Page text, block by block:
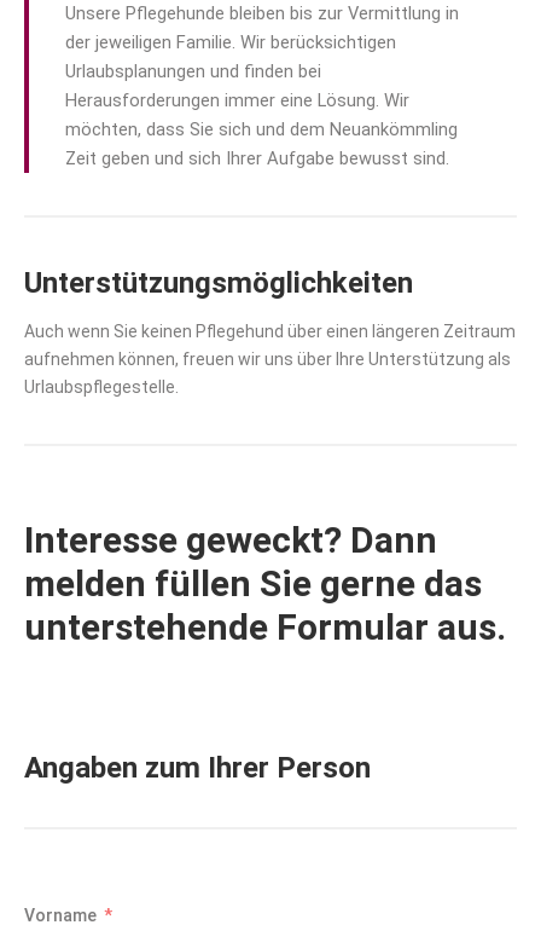
Unsere Pflegehunde bleiben bis zur Vermittlung in
der jeweiligen Familie. Wir berücksichtigen
Urlaubsplanungen und finden bei
Herausforderungen immer eine Lösung. Wir
möchten, dass Sie sich und dem Neuankömmling
Zeit geben und sich Ihrer Aufgabe bewusst sind.
Unterstützungsmöglichkeiten
Auch wenn Sie keinen Pflegehund über einen längeren Zeitraum
aufnehmen können, freuen wir uns über Ihre Unterstützung als
Urlaubspflegestelle.
Interesse geweckt? Dann
melden füllen Sie gerne das
unterstehende Formular aus.
Angaben zum Ihrer Person
Vorname